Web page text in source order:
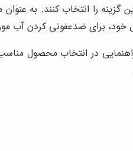
گزینه را انتخاب کنند. به
خود، برای ضدعفونی کردن آب
در انتخاب محصول